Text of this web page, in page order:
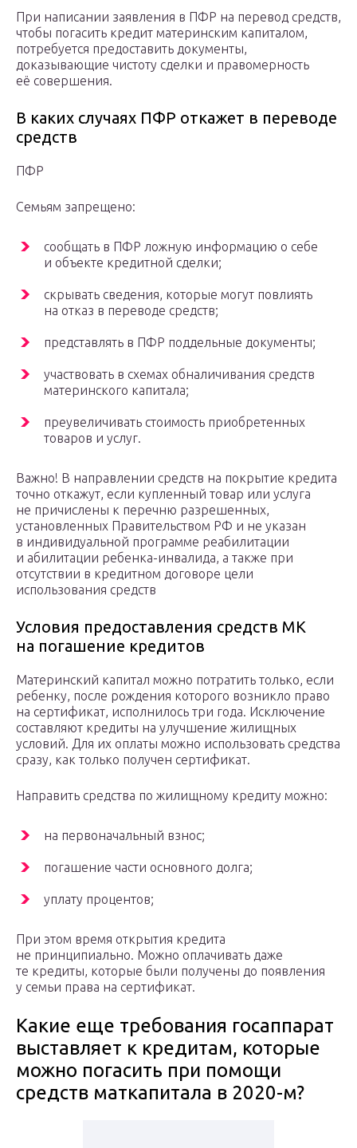
При написании заявления в ПФР на перевод средств,
чтобы погасить кредит материнским капиталом,
потребуется предоставить документы,
доказывающие чистоту сделки и правомерность
её совершения.
В каких случаях ПФР откажет в переводе
средств
ПФР
Семьям запрещено:
сообщать в ПФР ложную информацию о себе
и объекте кредитной сделки;
скрывать сведения, которые могут повлиять
на отказ в переводе средств;
представлять в ПФР поддельные документы;
участвовать в схемах обналичивания средств
материнского капитала;
преувеличивать стоимость приобретенных
товаров и услуг.
Важно! В направлении средств на покрытие кредита
точно откажут, если купленный товар или услуга
не причислены к перечню разрешенных,
установленных Правительством РФ и не указан
в индивидуальной программе реабилитации
и абилитации ребенка-инвалида, а также при
отсутствии в кредитном договоре цели
использования средств
Условия предоставления средств МК
на погашение кредитов
Материнский капитал можно потратить только, если
ребенку, после рождения которого возникло право
на сертификат, исполнилось три года. Исключение
составляют кредиты на улучшение жилищных
условий. Для их оплаты можно использовать средства
сразу, как только получен сертификат.
Направить средства по жилищному кредиту можно:
на первоначальный взнос;
погашение части основного долга;
уплату процентов;
При этом время открытия кредита
не принципиально. Можно оплачивать даже
те кредиты, которые были получены до появления
у семьи права на сертификат.
Какие еще требования госаппарат
выставляет к кредитам, которые
можно погасить при помощи
средств маткапитала в 2020-м?